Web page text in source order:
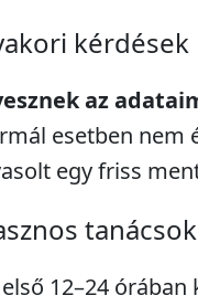
kérdések
az
esetben nem
egy friss
12–24